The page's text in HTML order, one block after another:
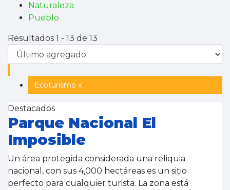
Naturaleza
Pueblo
Resultados 1 - 13 de 13
Ecoturismo x
Destacados
Parque Nacional El
Imposible
Un área protegida considerada una reliquia
nacional, con sus 4,000 hectáreas es un sitio
perfecto para cualquier turista. La zona está